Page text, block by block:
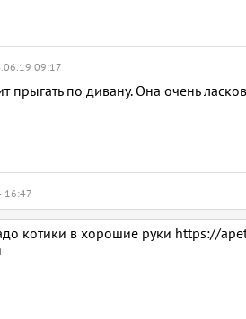
09:17
по дивану. Она очень
16:47
котики в хорошие руки https://